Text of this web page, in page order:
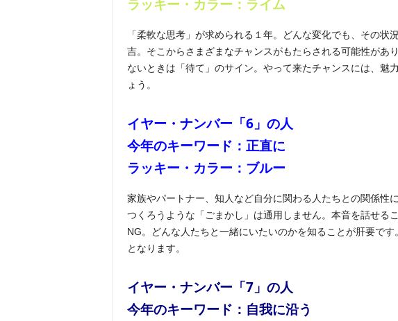
ラッキー・カラー：ライム
「柔軟な思考」が求められる１年。どんな変化でも、その状
吉。そこからさまざまなチャンスがもたらされる可能性があ
ないときは「待て」のサイン。やって来たチャンスには、魅
ょう。
イヤー・ナンバー「6」の人
今年のキーワード：正直に
ラッキー・カラー： ブルー
家族やパートナー、知人など自分に関わる人たちとの関係性
つくろうような「ごまかし」は通用しません。本音を話せる
NG。どんな人たちと一緒にいたいのかを知ることが肝要で
となります。
イヤー・ナンバー「7」の人
今年のキーワード：自我に沿う